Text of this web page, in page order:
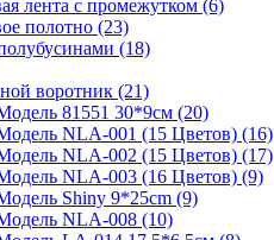
лента с промежутком (6)
полотно (23)
(18)
воротник (21)
81551 30*9см (20)
NLA-001 (15 Цветов) (16)
NLA-002 (15 Цветов) (17)
NLA-003 (16 Цветов) (9)
Shiny 9*25cm (9)
NLA-008 (10)